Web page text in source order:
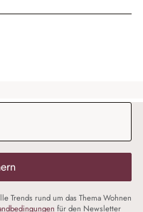
Trends rund um das Thema Wohnen
für den Newsletter